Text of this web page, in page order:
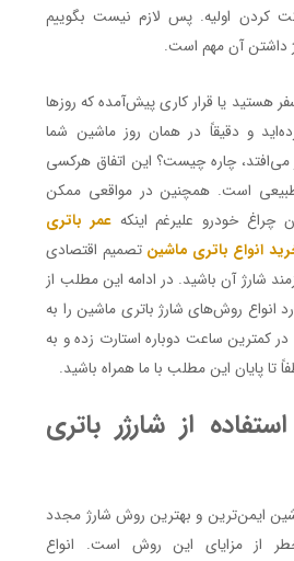
کردن اولیه. پس لازم نیست بگوییم
داشتن آن مهم است.
هستید یا قرار کاری پیش‌آمده که روزها
و دقیقاً در همان روز ماشین شما
می‌افتد، چاره چیست؟ این اتفاق هرکسی
طبیعی است. همچنین در مواقعی ممکن
خودرو علیرغم اینکه عمر باتری
انواع باتری ماشین تصمیم اقتصادی
شارژ آن باشید. در ادامه این مطلب از
انواع روش‌های شارژ باتری ماشین را به
در کمترین ساعت دوباره استارت زده و به
پایان این مطلب با ما همراه باشید.
از شارژر باتری
ایمن‌ترین و بهترین روش شارژ مجدد
از مزایای این روش است. انواع